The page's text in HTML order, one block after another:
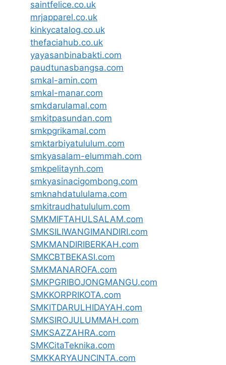
saintfelice.co.uk
mrjapparel.co.uk
kinkycatalog.co.uk
thefaciahub.co.uk
yayasanbinabakti.com
paudtunasbangsa.com
smkal-amin.com
smkal-manar.com
smkdarulamal.com
smkitpasundan.com
smkpgrikamal.com
smktarbiyatululum.com
smkyasalam-elummah.com
smkpelitaynh.com
smkyasinacigombong.com
smknahdatululama.com
smkitraudhatululum.com
SMKMIFTAHULSALAM.com
SMKSILIWANGIMANDIRI.com
SMKMANDIRIBERKAH.com
SMKCBTBEKASI.com
SMKMANAROFA.com
SMKPGRIBOJONGMANGU.com
SMKKORPRIKOTA.com
SMKITDARULHIDAYAH.com
SMKSIROJULUMMAH.com
SMKSAZZAHRA.com
SMKCitaTeknika.com
SMKKARYAUNCINTA.com